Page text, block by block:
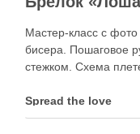
Мастер-класс с
бисера. Пошаговое
стежком. Схема
Spread the love